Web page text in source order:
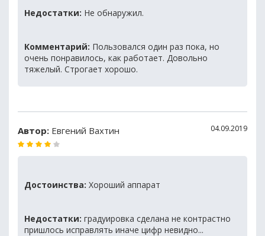
Недостатки: Не обнаружил.
Комментарий: Пользовался один раз пока, но
очень понравилось, как работает. Довольно
тяжелый. Строгает хорошо.
Автор: Евгений Вахтин 04.09.2019
Достоинства: Хороший аппарат
Недостатки: градуировка сделана не контрастно
пришлось исправлять иначе цифр невидно...